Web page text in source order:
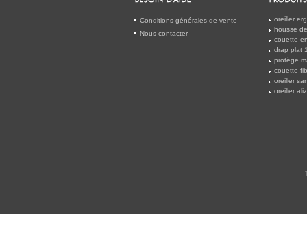
Conditions générales de vente
Nous contacter
oreiller
housse
couette
drap plat
protège
couette
oreiller
oreiller